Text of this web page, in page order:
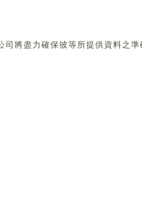
將盡力確保彼等所提供資料之